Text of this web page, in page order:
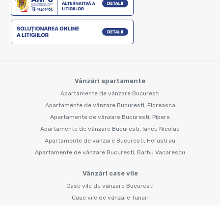
Vânzări apartamente
Apartamente de vânzare Bucuresti
Apartamente de vânzare Bucuresti, Floreasca
Apartamente de vânzare Bucuresti, Pipera
Apartamente de vânzare Bucuresti, Iancu Nicolae
Apartamente de vânzare Bucuresti, Herastrau
Apartamente de vânzare Bucuresti, Barbu Vacarescu
Vânzări case vile
Case vile de vânzare Bucuresti
Case vile de vânzare Tunari